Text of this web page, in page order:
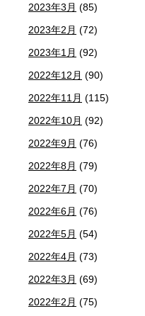
2023年3月 (85)
2023年2月 (72)
2023年1月 (92)
2022年12月 (90)
2022年11月 (115)
2022年10月 (92)
2022年9月 (76)
2022年8月 (79)
2022年7月 (70)
2022年6月 (76)
2022年5月 (54)
2022年4月 (73)
2022年3月 (69)
2022年2月 (75)